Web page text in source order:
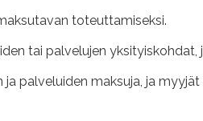
toteuttamiseksi.
tai palvelujen
palveluiden maksuja, ja